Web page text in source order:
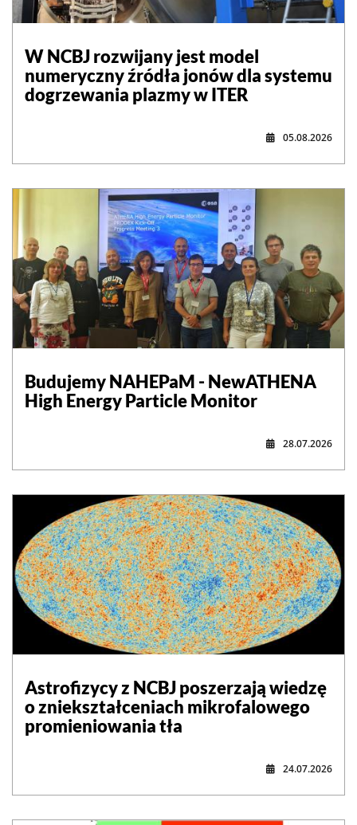
W NCBJ rozwijany jest model
numeryczny źródła jonów dla systemu
dogrzewania plazmy w ITER
05.08.2026
Budujemy NAHEPaM - NewATHENA
High Energy Particle Monitor
28.07.2026
Astrofizycy z NCBJ poszerzają wiedzę
o zniekształceniach mikrofalowego
promieniowania tła
24.07.2026